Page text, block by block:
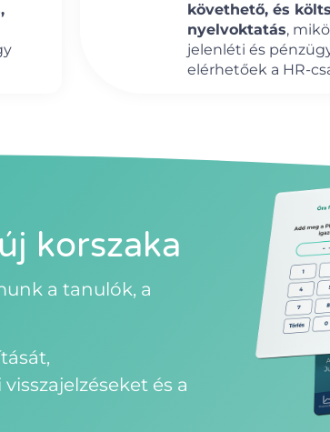
követhető, és
nyelvoktatás,
jelenléti és
elérhetőek a HR-
korszaka
a tanulók, a
és a